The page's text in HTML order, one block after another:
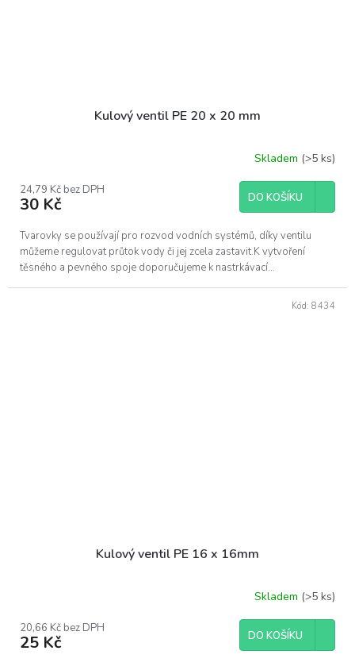
Kulový ventil PE 20 x 20 mm
Skladem (>5 ks)
24,79 Kč bez DPH
30 Kč DO KOŠÍKU
Tvarovky se používají pro rozvod vodních systémů, díky ventilu
můžeme regulovat průtok vody či jej zcela zastavit.K vytvoření
těsného a pevného spoje doporučujeme k nastrkávací...
Kulový ventil PE 16 x 16mm
Skladem (>5 ks)
20,66 Kč bez DPH
25 Kč DO KOŠÍKU
Kód: 8434